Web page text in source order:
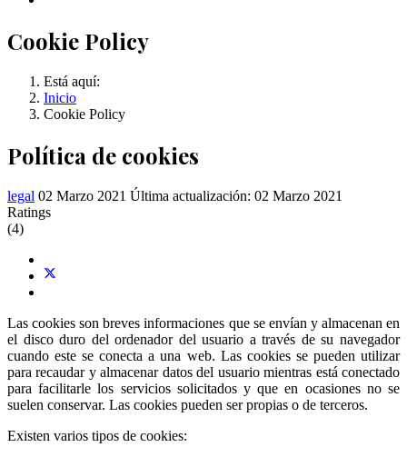
Cookie Policy
Está aquí:
Inicio
Cookie Policy
Política de cookies
legal 02 Marzo 2021 Última actualización: 02 Marzo 2021
Ratings
(4)
Las cookies son breves informaciones que se envían y almacenan en
el disco duro del ordenador del usuario a través de su navegador
cuando este se conecta a una web. Las cookies se pueden utilizar
para recaudar y almacenar datos del usuario mientras está conectado
para facilitarle los servicios solicitados y que en ocasiones no se
suelen conservar. Las cookies pueden ser propias o de terceros.
Existen varios tipos de cookies: